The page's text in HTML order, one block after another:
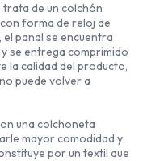
de un colchón
forma de reloj de
panal se encuentra
se entrega comprimido
la calidad del producto,
puede volver a
una colchoneta
mayor comodidad y
por un textil que